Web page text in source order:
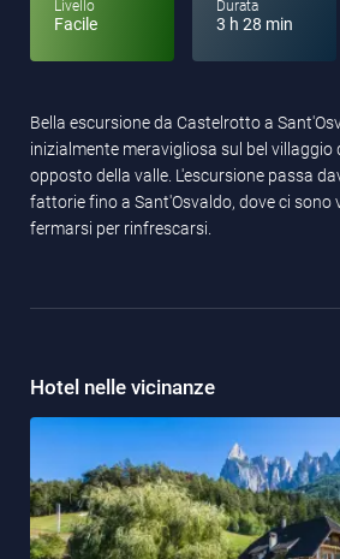
Livello
Facile
Durata
3 h 28 min
Bella escursione da Castelrotto a
inizialmente meravigliosa sul bel villaggio
opposto della valle. L'escursione passa
fattorie fino a Sant'Osvaldo, dove ci sono
fermarsi per rinfrescarsi.
Hotel nelle vicinanze